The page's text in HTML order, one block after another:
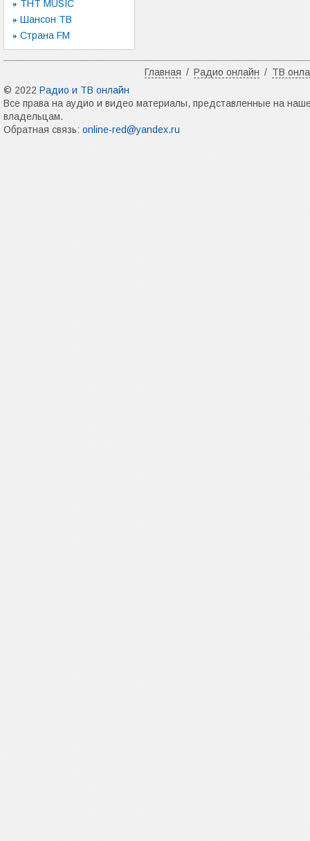
ТНТ MUSIC
Шансон ТВ
Страна FM
Главная / Радио онлайн / ТВ
© 2022 Радио и ТВ онлайн
Все права на аудио и видео материалы, представленные на
владельцам.
Обратная связь: online-red@yandex.ru